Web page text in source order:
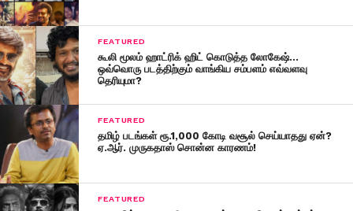
FEATURED
கூலி மூலம் ஹாட்ரிக் ஹிட் கொடுத்த லோகேஷ்…
ஒவ்வொரு படத்திற்கும் வாங்கிய சம்பளம் எவ்வளவு
தெரியுமா?
FEATURED
தமிழ் படங்கள் ரூ.1,000 கோடி வசூல் செய்யாதது ஏன்?
ஏ.ஆர். முருகதாஸ் சொன்ன காரணம்!
FEATURED